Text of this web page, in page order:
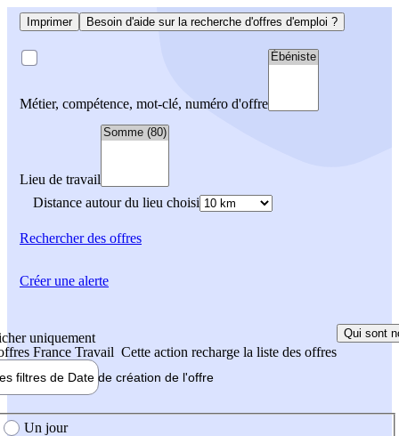
Imprimer Besoin d'aide sur la recherche d'offres d'emploi ?
Métier, compétence, mot-clé, numéro d'offre
Lieu de travail
Distance autour du lieu choisi
Rechercherdes offres
uniquement
France Travail Cette action recharge la liste des offres
Qui sont
filtres de Date de création de l'offre
création de l'offre
Un jour
Créer une alerte